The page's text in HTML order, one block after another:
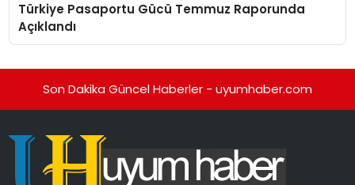
Türkiye Pasaportu Gücü Temmuz Raporunda
Açıklandı
Son Dakika Güncel Haberler - uyumhaber.com